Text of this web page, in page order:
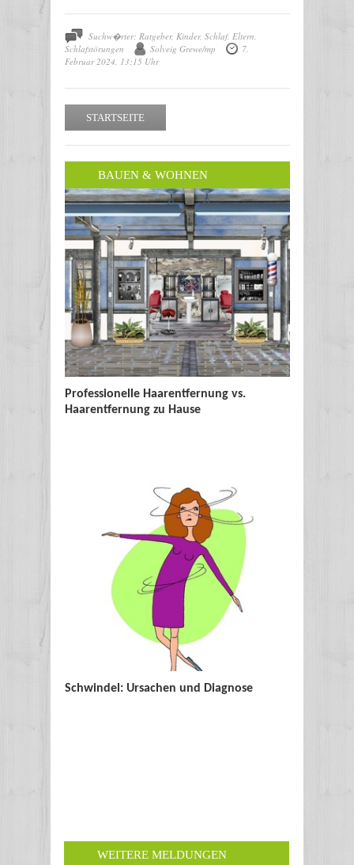
Suchw�rter: Ratgeber, Kinder, Schlaf, Eltern,
Schlafstörungen
Solveig Grewe/mp
7.
Februar 2024, 13:15 Uhr
STARTSEITE
BAUEN & WOHNEN
Professionelle Haarentfernung vs.
Haarentfernung zu Hause
Schwindel: Ursachen und Diagnose
WEITERE MELDUNGEN